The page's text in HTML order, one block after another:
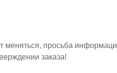
меняться, просьба
заказа!